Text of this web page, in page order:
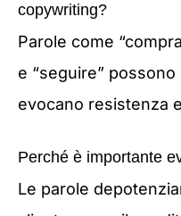
copywriting?
Parole come
e “seguire”
evocano resistenza
Perché è importante
Le parole